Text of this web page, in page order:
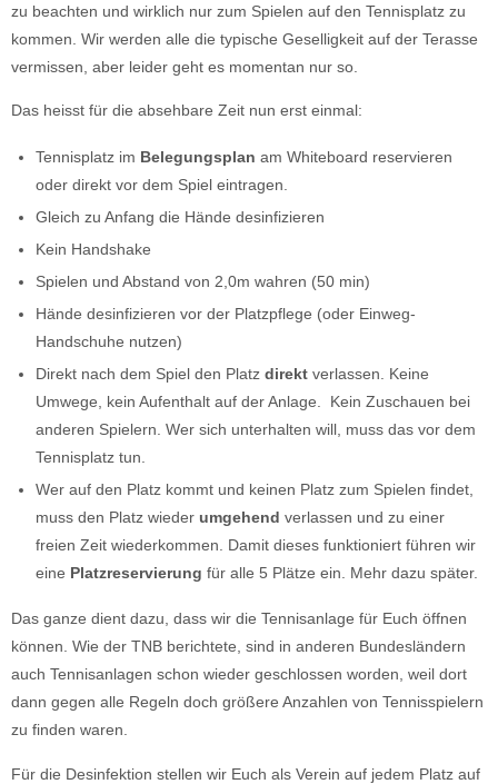
zu beachten und wirklich nur zum Spielen auf den Tennisplatz zu
kommen. Wir werden alle die typische Geselligkeit auf der Terasse
vermissen, aber leider geht es momentan nur so.
Das heisst für die absehbare Zeit nun erst einmal:
Tennisplatz im Belegungsplan am Whiteboard reservieren
oder direkt vor dem Spiel eintragen.
Gleich zu Anfang die Hände desinfizieren
Kein Handshake
Spielen und Abstand von 2,0m wahren (50 min)
Hände desinfizieren vor der Platzpflege (oder Einweg-
Handschuhe nutzen)
Direkt nach dem Spiel den Platz direktverlassen. Keine
Umwege, kein Aufenthalt auf der Anlage. Kein Zuschauen bei
anderen Spielern. Wer sich unterhalten will, muss das vor dem
Tennisplatz tun.
Wer auf den Platz kommt und keinen Platz zum Spielen findet,
muss den Platz wieder umgehend verlassen und zu einer
freien Zeit wiederkommen. Damit dieses funktioniert führen wir
eine Platzreservierung für alle 5 Plätze ein. Mehr dazu später.
Das ganze dient dazu, dass wir die Tennisanlage für Euch öffnen
können. Wie der TNB berichtete, sind in anderen Bundesländern
auch Tennisanlagen schon wieder geschlossen worden, weil dort
dann gegen alle Regeln doch größere Anzahlen von Tennisspielern
zu finden waren.
Für die Desinfektion stellen wir Euch als Verein auf jedem Platz auf